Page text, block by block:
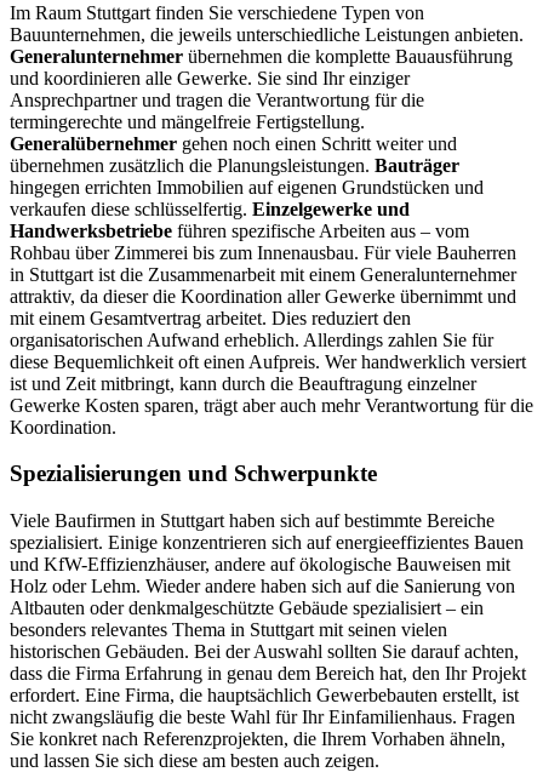
Im Raum Stuttgart finden Sie verschiedene Typen von
Bauunternehmen, die jeweils unterschiedliche Leistungen anbieten.
Generalunternehmer übernehmen die komplette Bauausführung
und koordinieren alle Gewerke. Sie sind Ihr einziger
Ansprechpartner und tragen die Verantwortung für die
termingerechte und mängelfreie Fertigstellung.
Generalübernehmer gehen noch einen Schritt weiter und
übernehmen zusätzlich die Planungsleistungen. Bauträger
hingegen errichten Immobilien auf eigenen Grundstücken und
verkaufen diese schlüsselfertig. Einzelgewerke und
Handwerksbetriebe führen spezifische Arbeiten aus – vom
Rohbau über Zimmerei bis zum Innenausbau. Für viele Bauherren
in Stuttgart ist die Zusammenarbeit mit einem Generalunternehmer
attraktiv, da dieser die Koordination aller Gewerke übernimmt und
mit einem Gesamtvertrag arbeitet. Dies reduziert den
organisatorischen Aufwand erheblich. Allerdings zahlen Sie für
diese Bequemlichkeit oft einen Aufpreis. Wer handwerklich versiert
ist und Zeit mitbringt, kann durch die Beauftragung einzelner
Gewerke Kosten sparen, trägt aber auch mehr Verantwortung für die
Koordination.
Spezialisierungen und Schwerpunkte
Viele Baufirmen in Stuttgart haben sich auf bestimmte Bereiche
spezialisiert. Einige konzentrieren sich auf energieeffizientes Bauen
und KfW-Effizienzhäuser, andere auf ökologische Bauweisen mit
Holz oder Lehm. Wieder andere haben sich auf die Sanierung von
Altbauten oder denkmalgeschützte Gebäude spezialisiert – ein
besonders relevantes Thema in Stuttgart mit seinen vielen
historischen Gebäuden. Bei der Auswahl sollten Sie darauf achten,
dass die Firma Erfahrung in genau dem Bereich hat, den Ihr Projekt
erfordert. Eine Firma, die hauptsächlich Gewerbebauten erstellt, ist
nicht zwangsläufig die beste Wahl für Ihr Einfamilienhaus. Fragen
Sie konkret nach Referenzprojekten, die Ihrem Vorhaben ähneln,
und lassen Sie sich diese am besten auch zeigen.